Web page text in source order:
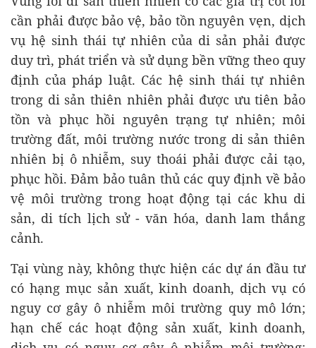
cần phải được bảo vệ, bảo tồn nguyên vẹn, dịch
vụ hệ sinh thái tự nhiên của di sản phải được
duy trì, phát triển và sử dụng bền vững theo quy
định của pháp luật. Các hệ sinh thái tự nhiên
trong di sản thiên nhiên phải được ưu tiên bảo
tồn và phục hồi nguyên trạng tự nhiên; môi
trường đất, môi trường nước trong di sản thiên
nhiên bị ô nhiễm, suy thoái phải được cải tạo,
phục hồi. Đảm bảo tuân thủ các quy định về bảo
vệ môi trường trong hoạt động tại các khu di
sản, di tích lịch sử - văn hóa, danh lam thắng
cảnh.
Tại vùng này, không thực hiện các dự án đầu tư
có hạng mục sản xuất, kinh doanh, dịch vụ có
nguy cơ gây ô nhiễm môi trường quy mô lớn;
hạn chế các hoạt động sản xuất, kinh doanh,